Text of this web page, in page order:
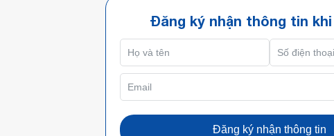
Đăng ký nhận thông tin khi
Đăng ký nhận thông tin